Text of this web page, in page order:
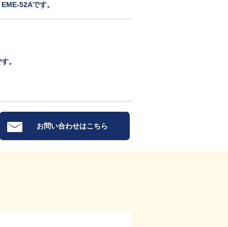
52Aです。
。
お問い合わせはこちら